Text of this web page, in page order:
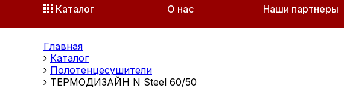
Каталог О нас Наши партнеры
Главная
Каталог
Полотенцесушители
ТЕРМОДИЗАЙН N Steel 60/50